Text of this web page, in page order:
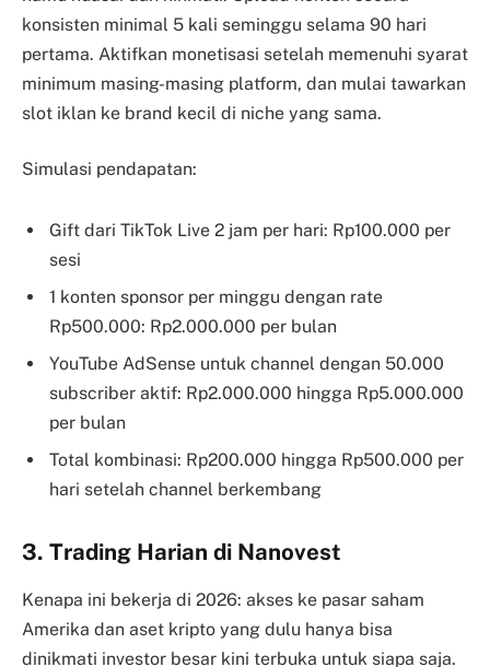
konsisten minimal 5 kali seminggu selama 90 hari
pertama. Aktifkan monetisasi setelah memenuhi syarat
minimum masing-masing platform, dan mulai tawarkan
slot iklan ke brand kecil di niche yang sama.
Simulasi pendapatan:
Gift dari TikTok Live 2 jam per hari: Rp100.000 per
sesi
1 konten sponsor per minggu dengan rate
Rp500.000: Rp2.000.000 per bulan
YouTube AdSense untuk channel dengan 50.000
subscriber aktif: Rp2.000.000 hingga Rp5.000.000
per bulan
Total kombinasi: Rp200.000 hingga Rp500.000 per
hari setelah channel berkembang
3. Trading Harian di Nanovest
Kenapa ini bekerja di 2026: akses ke pasar saham
Amerika dan aset kripto yang dulu hanya bisa
dinikmati investor besar kini terbuka untuk siapa saja.